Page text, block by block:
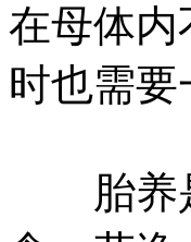
在母体内
时也需
胎养是